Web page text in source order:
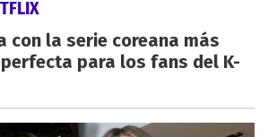
con la serie coreana más
para los fans del K-